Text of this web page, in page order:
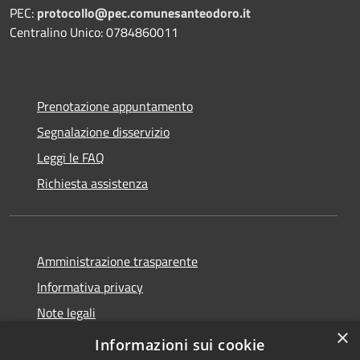
PEC: protocollo@pec.comunesanteodoro.it
Centralino Unico: 0784860011
Prenotazione appuntamento
Segnalazione disservizio
Leggi le FAQ
Richiesta assistenza
Amministrazione trasparente
Informativa privacy
Note legali
Dichiarazione di accessibilità
×
Informazioni sui cookie